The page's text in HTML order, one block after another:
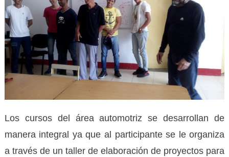
Los cursos del área automotriz se desarrollan de
manera integral ya que al participante se le organiza
a través de un taller de elaboración de proyectos para